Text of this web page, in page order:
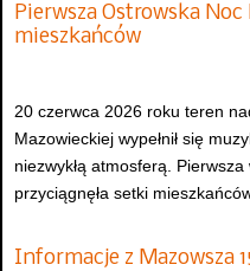
Pierwsza Ostrowska Noc
mieszkańców
20 czerwca 2026 roku teren
Mazowieckiej wypełnił się
niezwykłą atmosferą.
przyciągnęła setki
Informacje z Mazowsza